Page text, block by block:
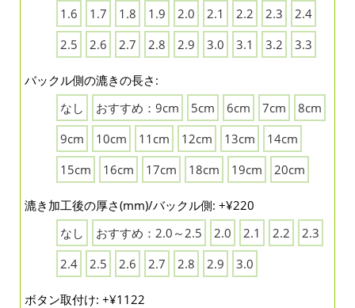
1.6
1.7 1.8 1.9 2.0 2.1 2.2 2.3
2.4
2.5
2.6 2.7 2.8 2.9 3.0 3.1 3.2 3.3
バックル側の漉きの長さ:
なし
おすすめ：9cm 5cm 6cm 7cm
8cm
9cm
10cm 11cm 12cm 13cm
14cm
15cm
16cm 17cm 18cm 19cm 20cm
漉き加工後の厚さ(mm)/バックル側: +¥220
なし
おすすめ：2.0～2.5 2.0 2.1 2.2
2.3
2.4
2.5 2.6 2.7 2.8 2.9 3.0
ボタン取付け: +¥1122